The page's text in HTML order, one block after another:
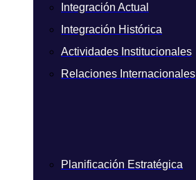
Integración Actual
Integración Histórica
Actividades Institucionales
Relaciones Internacionales
Planificación Estratégica